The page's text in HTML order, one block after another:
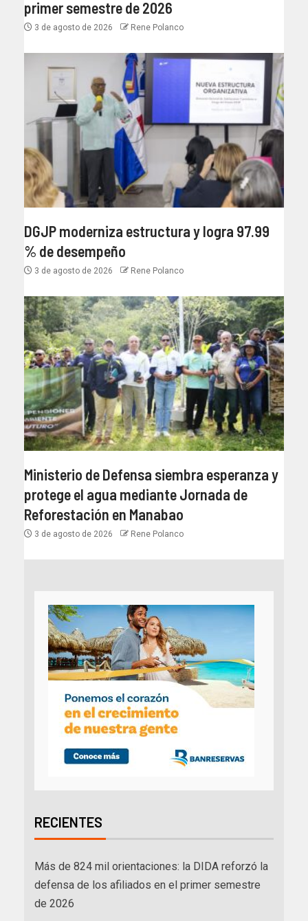
primer semestre de 2026
3 de agosto de 2026 Rene Polanco
DGJP moderniza estructura y logra 97.99
% de desempeño
3 de agosto de 2026 Rene Polanco
Ministerio de Defensa siembra esperanza y
protege el agua mediante Jornada de
Reforestación en Manabao
3 de agosto de 2026 Rene Polanco
RECIENTES
Más de 824 mil orientaciones: la DIDA reforzó la
defensa de los afiliados en el primer semestre
de 2026